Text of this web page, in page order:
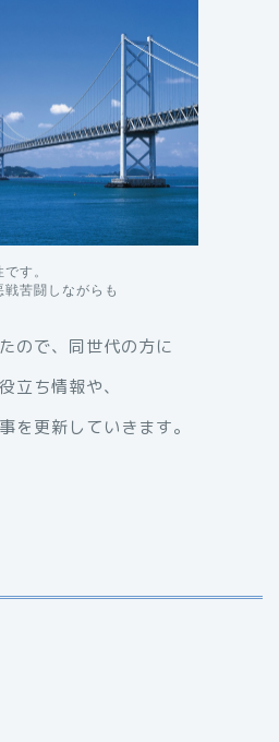
。
苦闘しながらも
ので、同世代の方に
立ち情報や、
を更新していきます。